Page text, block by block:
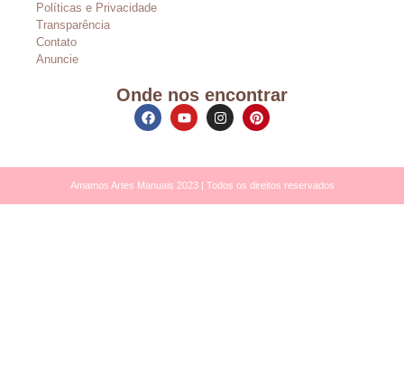
Políticas e Privacidade
Transparência
Contato
Anuncie
Onde nos encontrar
Amamos Artes Manuais 2023 | Todos os direitos reservados